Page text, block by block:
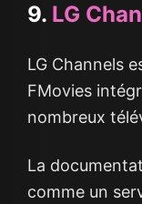
9. LG
LG Channels
FMovies
nombreux
La
comme un